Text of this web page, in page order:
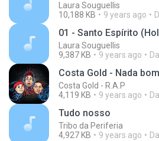
Laura Souguellis
10,188 KB
9 years ago
01 - Santo Espírito
Laura Souguellis
9,387 KB
9 years ago
Costa Gold - Nada bom
Costa Gold - R.A.P
4,119 KB
9 years ago
Tudo nosso
Tribo da Periferia
4,927 KB
9 years ago